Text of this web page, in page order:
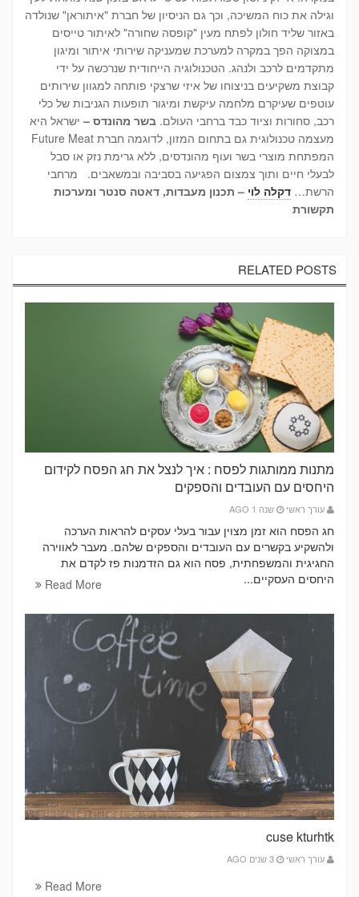
וגילה את כוח המשיכה, וכך גם הניסיון של חברת "איתוראן" שנולדה
באזור שליד חולון לפתח מעין "קופסה שחורה" לאיתור טייסים
במצוקה הפך במקרה למערכת שמעניקה שירותי איתור ומיגון
מתקדמים לרכב ולנהג. הטכנולוגיה הייחודית שנרכשה על ידי
קבוצת משקיעים בניצוחו של איזי שרצקי פותחה למגוון שירותים
עוטפים שעיקרם מלחמה עיקשת ומיגור תופעות הגניבות של כלי
רכב, סחורות וציוד כבד ברחבי העולם. בשר מהונדס – ישראל היא
מעצמה טכנולוגית גם בתחום המזון, לדוגמה חברת Future Meat
המפתחת מוצרי בשר ועוף מהונדסים, ללא גרימת נזק או סבל
לבעלי חיים ותוך צמצום הפגיעה בסביבה ובמשאבים. מרחבי
הרשת… דקלה לוי – תכנון מעבדות, דאטה סנטר ומערכות
תקשורת
RELATED POSTS
מתנות ממותגות לפסח : איך לנצל את חג הפסח לקידום
היחסים עם העובדים והספקים
עורך ראשי שנה 1 AGO
חג הפסח הוא זמן מצוין עבור בעלי עסקים להראות הערכה
ולהשקיע בקשרים עם העובדים והספקים שלהם. מעבר לאווירה
החגיגית והמשפחתית, פסח הוא גם הזדמנות פז לקדם את
היחסים העסקיים...
Read More
cuse kturhtk
עורך ראשי
Read More